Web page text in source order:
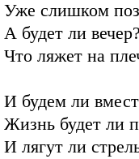
Уже слишком
А будет ли
Что ляжет на
И будем ли
Жизнь будет ли
И лягут ли